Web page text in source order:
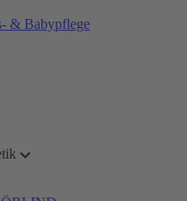
& Babypflege